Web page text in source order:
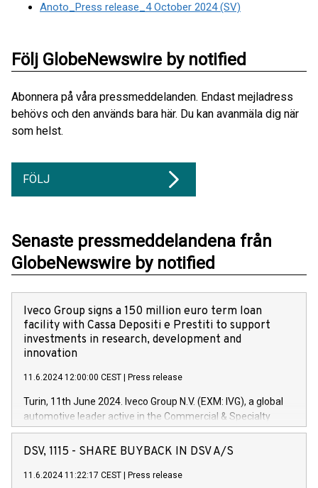
Anoto_Press release_4 October 2024 (SV)
Följ GlobeNewswire by notified
Abonnera på våra pressmeddelanden. Endast mejladress
behövs och den används bara här. Du kan avanmäla dig när
som helst.
FÖLJ
Senaste pressmeddelandena från
GlobeNewswire by notified
Iveco Group signs a 150 million euro term loan
facility with Cassa Depositi e Prestiti to support
investments in research, development and
innovation
11.6.2024 12:00:00 CEST Press release
Turin, 11th June 2024. Iveco Group N.V. (EXM: IVG), a global
automotive leader active in the Commercial & Specialty
Vehicles, Powertrain and related Financial Services arenas,
has successfully signed a term loan facility of 150 million
new projects in Italy dedicated to research, development and
DSV, 1115 - SHARE BUYBACK IN DSV A/S
11.6.2024 11:22:17 CEST Press release